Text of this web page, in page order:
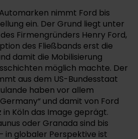
nimmt Ford bis
ein. Der Grund liegt unter
Firmengründers Henry Ford,
des Fließbands erst die
damit die Mobilisierung
möglich machte. Der
aus dem US-Bundesstaat
haben vor allem
und damit von Ford
Köln das Image geprägt.
oder Granada sind bis
in globaler Perspektive ist